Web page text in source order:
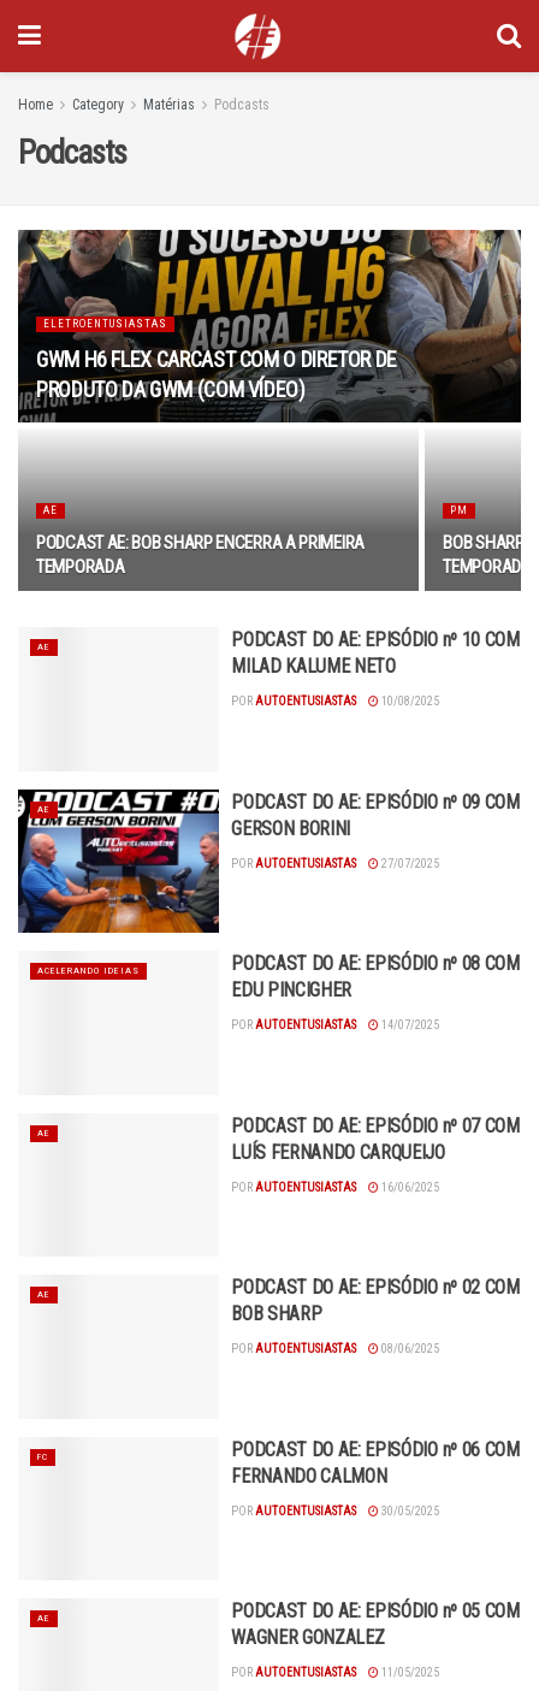
Home Category Matérias Podcasts
Podcasts
ELETROENTUSIASTAS
GWM H6 FLEX CARCAST COM O DIRETOR DE
PRODUTO DA GWM (COM VÍDEO)
AE
PODCAST AE: BOB SHARP ENCERRA A PRIMEIRA
TEMPORADA
PM
BOB SHARP
TEMPORADA
AE
PODCAST DO AE: EPISÓDIO nº 10 COM
MILAD KALUME NETO
POR AUTOENTUSIASTAS 10/08/2025
AE
PODCAST DO AE: EPISÓDIO nº 09 COM
GERSON BORINI
POR AUTOENTUSIASTAS 27/07/2025
ACELERANDO IDEIAS
PODCAST DO AE: EPISÓDIO nº 08 COM
EDU PINCIGHER
POR AUTOENTUSIASTAS 14/07/2025
AE
PODCAST DO AE: EPISÓDIO nº 07 COM
LUÍS FERNANDO CARQUEIJO
POR AUTOENTUSIASTAS 16/06/2025
AE
PODCAST DO AE: EPISÓDIO nº 02 COM
BOB SHARP
POR AUTOENTUSIASTAS 08/06/2025
FC
PODCAST DO AE: EPISÓDIO nº 06 COM
FERNANDO CALMON
POR AUTOENTUSIASTAS 30/05/2025
AE
PODCAST DO AE: EPISÓDIO nº 05 COM
WAGNER GONZALEZ
POR AUTOENTUSIASTAS 11/05/2025